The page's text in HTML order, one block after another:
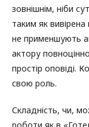
зовнішнім, ніби
таким як
не применшують
актору
простір оповіді.
свою роль.
Складність, чи,